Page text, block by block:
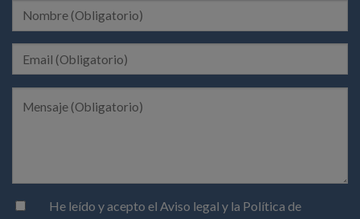
He leído y acepto elAviso legaly la Política de